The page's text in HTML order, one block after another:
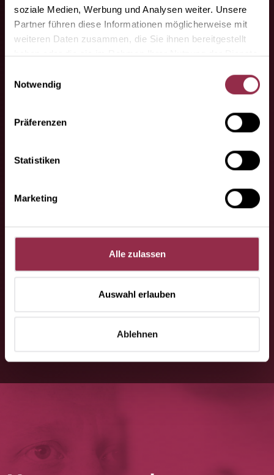
soziale Medien, Werbung und Analysen weiter. Unsere
Partner führen diese Informationen möglicherweise mit
weiteren Daten zusammen, die Sie ihnen bereitgestellt
haben oder die sie im Rahmen Ihrer Nutzung der Dienste
Notwendig
Präferenzen
Statistiken
Marketing
Alle zulassen
Auswahl erlauben
Ablehnen
specializzati.
Qui troverete i nostri partner
specializzati.
Contattateci, saremo lieti di aiutarvi.